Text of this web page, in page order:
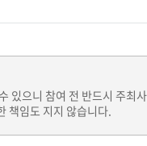
으니 참여 전 반드시 주
책임도 지지 않습니다.